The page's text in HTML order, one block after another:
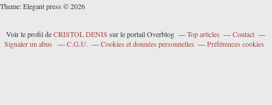
Theme: Elegant press © 2026
Voir le profil deCRISTOL DENIS sur le portail Overblog Top articles
Contact
Signaler un abus
C.G.U. Cookies et données personnelles Préférences cookies